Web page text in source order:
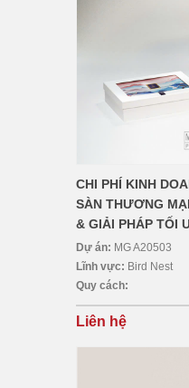
CHI PHÍ KINH
SÀN THƯƠNG
& GIẢI PHÁP TỐI
Dự án: MG A20503
Lĩnh vực: Bird Nest
Quy cách:
Liên hệ